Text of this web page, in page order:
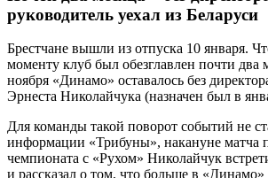
руководитель уехал из Беларуси
Брестчане вышли из отпуска 10 января.
моменту клуб был обезглавлен почти два
ноября «Динамо» оставалось без
Эрнеста Николайчука (назначен был в
Для команды такой поворот событий не
информации «Трибуны», накануне матча
чемпионата с «Рухом» Николайчук
и рассказал о том, что больше в «Динамо»